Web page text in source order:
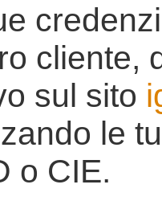
cliente,
sul sito
le
o CIE.